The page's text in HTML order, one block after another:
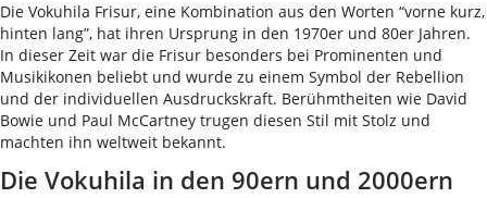
Die Vokuhila Frisur, eine Kombination aus den Worten “vorne kurz,
hinten lang”, hat ihren Ursprung in den 1970er und 80er Jahren.
In dieser Zeit war die Frisur besonders bei Prominenten und
Musikikonen beliebt und wurde zu einem Symbol der Rebellion
und der individuellen Ausdruckskraft. Berühmtheiten wie David
Bowie und Paul McCartney trugen diesen Stil mit Stolz und
machten ihn weltweit bekannt.
Die Vokuhila in den 90ern und 2000ern